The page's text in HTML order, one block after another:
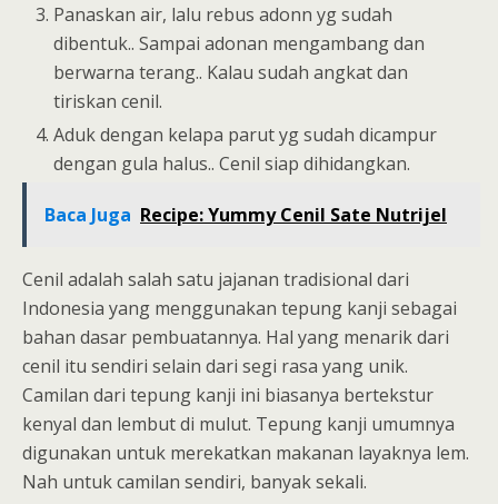
Panaskan air, lalu rebus adonn yg sudah
dibentuk.. Sampai adonan mengambang dan
berwarna terang.. Kalau sudah angkat dan
tiriskan cenil.
Aduk dengan kelapa parut yg sudah dicampur
dengan gula halus.. Cenil siap dihidangkan.
Baca Juga Recipe: Yummy Cenil Sate Nutrijel
Cenil adalah salah satu jajanan tradisional dari
Indonesia yang menggunakan tepung kanji sebagai
bahan dasar pembuatannya. Hal yang menarik dari
cenil itu sendiri selain dari segi rasa yang unik.
Camilan dari tepung kanji ini biasanya bertekstur
kenyal dan lembut di mulut. Tepung kanji umumnya
digunakan untuk merekatkan makanan layaknya lem.
Nah untuk camilan sendiri, banyak sekali.